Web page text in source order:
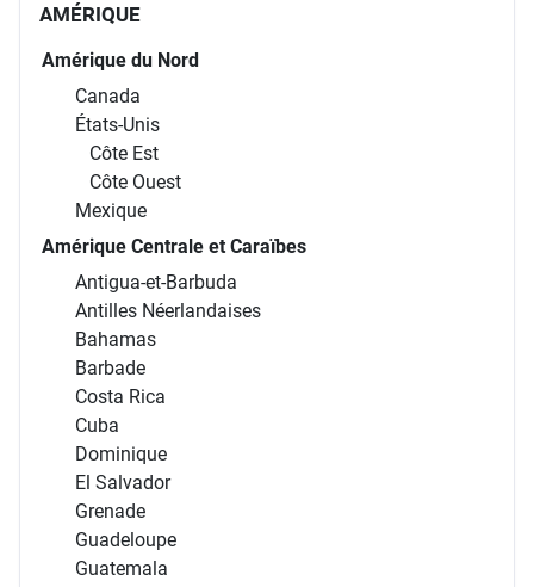
AMÉRIQUE
Amérique du Nord
Canada
États-Unis
Côte Est
Côte Ouest
Mexique
Amérique Centrale et Caraïbes
Antigua-et-Barbuda
Antilles Néerlandaises
Bahamas
Barbade
Costa Rica
Cuba
Dominique
El Salvador
Grenade
Guadeloupe
Guatemala